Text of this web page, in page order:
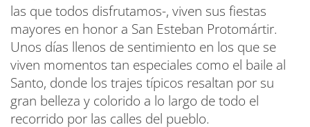
las que todos disfrutamos-, viven sus fiestas
mayores en honor a San Esteban Protomártir.
Unos días llenos de sentimiento en los que se
viven momentos tan especiales como el baile al
Santo, donde los trajes típicos resaltan por su
gran belleza y colorido a lo largo de todo el
recorrido por las calles del pueblo.